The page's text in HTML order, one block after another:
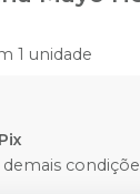
1 unidade
Pix
demais